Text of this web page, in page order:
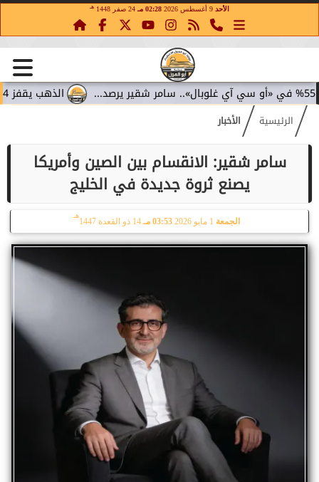
الأحد 02:28 مـ 24 صفر 1448 هـ
الذهب يقفز 4.4% مع تراجع عوائد السندات.. سامر شقير يقرأ تحولات الاستثمار...
الرئيسية الأخبار
سامر شقير: الانقسام بين الصين وأمريكا
يصنع ثروة جديدة في الخليج
الجمعة 03:53 مـ 14 ذو القعدة 1447
هـ